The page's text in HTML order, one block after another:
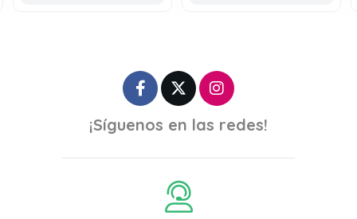
¡Síguenos en las redes!